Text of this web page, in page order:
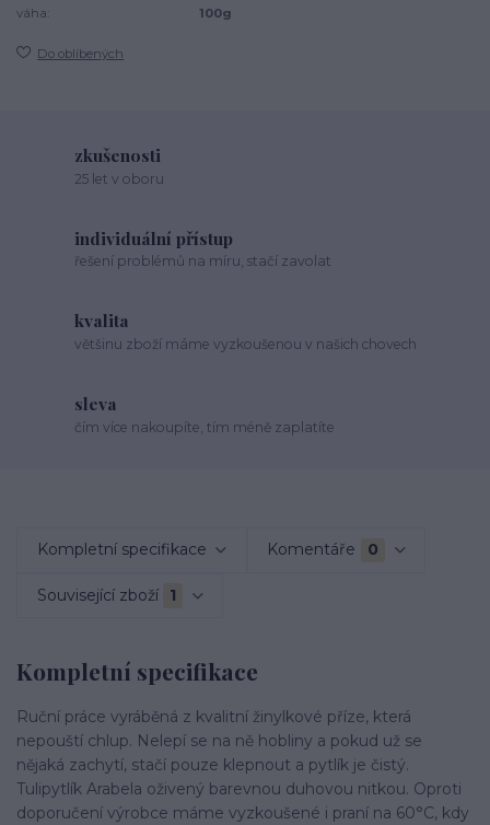
váha:
100g
Do oblíbených
zkušenosti
25 let v oboru
individuální přístup
řešení problémů na míru, stačí zavolat
kvalita
většinu zboží máme vyzkoušenou v našich chovech
sleva
čím více nakoupíte, tím méně zaplatíte
Kompletní specifikace Komentáře 0
Související zboží 1
Kompletní specifikace
Ruční práce vyráběná z kvalitní žinylkové příze, která
nepouští chlup. Nelepí se na ně hobliny a pokud už se
nějaká zachytí, stačí pouze klepnout a pytlík je čistý.
Tulipytlík Arabela oživený barevnou duhovou nitkou. Oproti
doporučení výrobce máme vyzkoušené i praní na 60°C, kdy